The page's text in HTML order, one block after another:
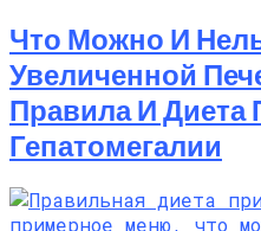
Что Можно И
Увеличенной
Правила И Диета
Гепатомегалии